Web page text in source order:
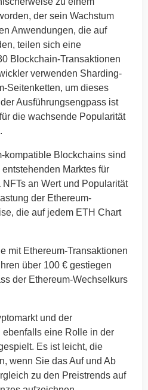
der sein Wachstum
Anwendungen, die auf
teilen sich eine
Blockchain-Transaktionen
verwenden Sharding-
Seitenketten, um dieses
Ausführungsengpass ist
die wachsende Popularität
kompatible Blockchains sind
Marktes für
an Wert und Popularität
der Ethereum-
die auf jedem ETH Chart
mit Ethereum-Transaktionen
über 100 € gestiegen
der Ethereum-Wechselkurs
und der
ebenfalls eine Rolle in der
Es ist leicht, die
wenn Sie das Auf und Ab
zu den Preistrends auf